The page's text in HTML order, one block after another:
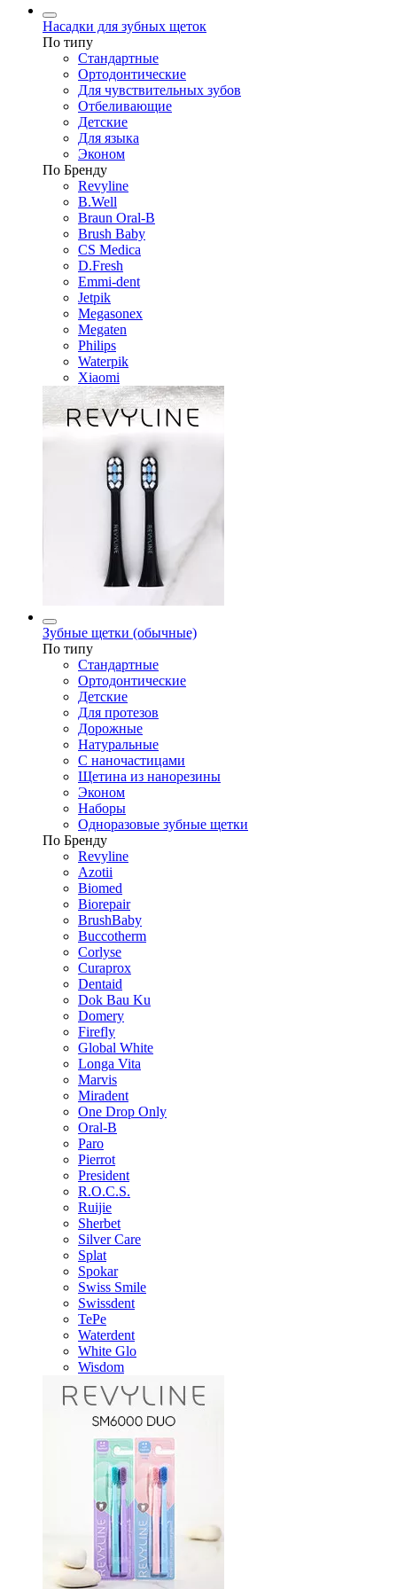
Насадки для зубных щеток
По типу
Стандартные
Ортодонтические
Для чувствительных зубов
Отбеливающие
Детские
Для языка
Эконом
По Бренду
Revyline
B.Well
Braun Oral-B
Brush Baby
CS Medica
D.Fresh
Emmi-dent
Jetpik
Megasonex
Megaten
Philips
Waterpik
Xiaomi
Зубные щетки (обычные)
По типу
Стандартные
Ортодонтические
Детские
Для протезов
Дорожные
Натуральные
С наночастицами
Щетина из нанорезины
Эконом
Наборы
Одноразовые зубные щетки
По Бренду
Revyline
Azotii
Biomed
Biorepair
BrushBaby
Buccotherm
Corlyse
Curaprox
Dentaid
Dok Bau Ku
Domery
Firefly
Global White
Longa Vita
Marvis
Miradent
One Drop Only
Oral-B
Paro
Pierrot
President
R.O.C.S.
Ruijie
Sherbet
Silver Care
Splat
Spokar
Swiss Smile
Swissdent
TePe
Waterdent
White Glo
Wisdom